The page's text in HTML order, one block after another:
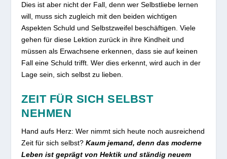
Dies ist aber nicht der Fall, denn wer Selbstliebe lernen
will, muss sich zugleich mit den beiden wichtigen
Aspekten Schuld und Selbstzweifel beschäftigen. Viele
gehen für diese Lektion zurück in ihre Kindheit und
müssen als Erwachsene erkennen, dass sie auf keinen
Fall eine Schuld trifft. Wer dies erkennt, wird auch in der
Lage sein, sich selbst zu lieben.
ZEIT FÜR SICH SELBST
NEHMEN
Hand aufs Herz: Wer nimmt sich heute noch ausreichend
Zeit für sich selbst?Kaum jemand, denn das moderne
Leben ist geprägt von Hektik und ständig neuem